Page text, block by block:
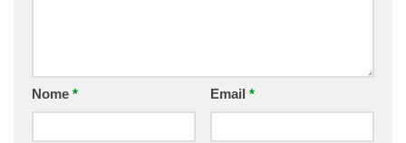
Nome * Email *